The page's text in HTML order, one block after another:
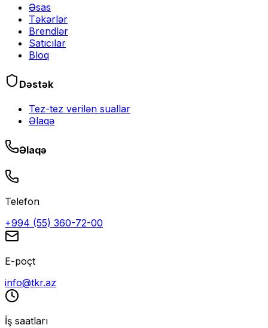
Əsas
Təkərlər
Brendlər
Satıcılar
Bloq
Dəstək
Tez-tez verilən suallar
Əlaqə
Əlaqə
Telefon
+994 (55) 360-72-00
E-poçt
info@tkr.az
İş saatları